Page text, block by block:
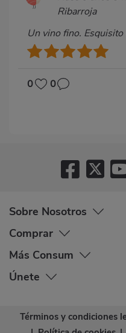
Ribarroja
Un vino fino.
0 0
Sobre Nosotros
Comprar
Más Consum
Únete
Términos y condiciones